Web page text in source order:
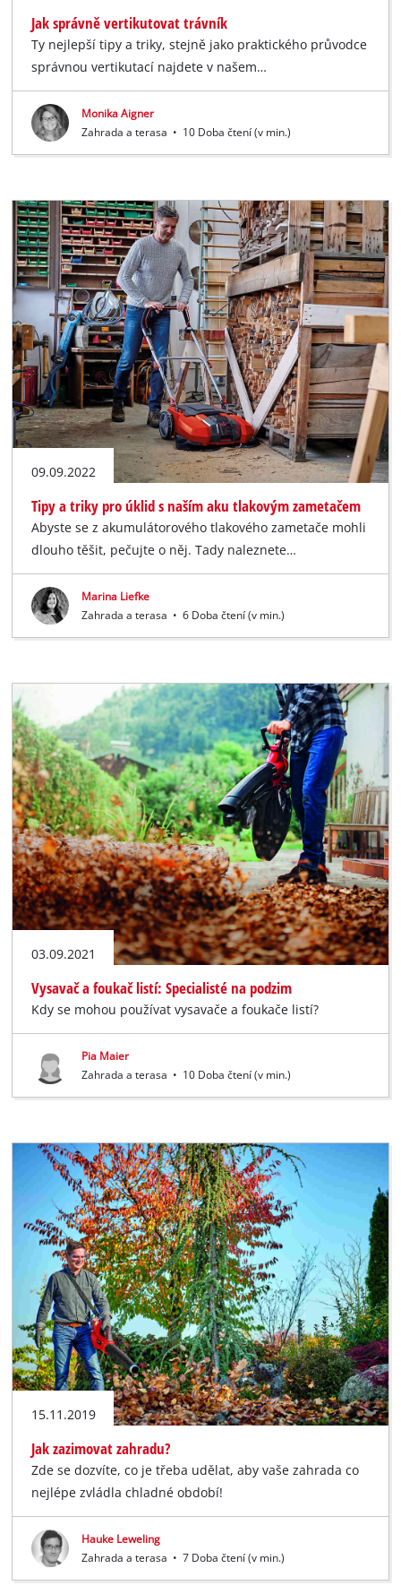
Jak správně vertikutovat trávník
Ty nejlepší tipy a triky, stejně jako praktického průvodce
správnou vertikutací najdete v našem…
Monika Aigner
Zahrada a terasa • 10 Doba čtení (v min.)
09.09.2022
Tipy a triky pro úklid s naším aku tlakovým zametačem
Abyste se z akumulátorového tlakového zametače mohli
dlouho těšit, pečujte o něj. Tady naleznete…
Marina Liefke
Zahrada a terasa • 6 Doba čtení (v min.)
03.09.2021
Vysavač a foukač listí: Specialisté na podzim
Kdy se mohou používat vysavače a foukače listí?
Pia Maier
Zahrada a terasa • 10 Doba čtení (v min.)
15.11.2019
Jak zazimovat zahradu?
Zde se dozvíte, co je třeba udělat, aby vaše zahrada co
nejlépe zvládla chladné období!
Hauke Leweling
Zahrada a terasa • 7 Doba čtení (v min.)